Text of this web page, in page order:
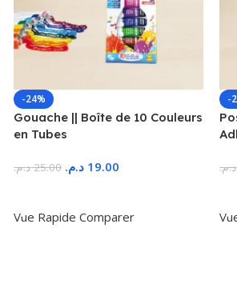
-24%
Gouache || Boîte de 10 Couleurs
en Tubes
25.00 د.م. 19.00 د.م.
Vue Rapide Comparer
-
د.م.